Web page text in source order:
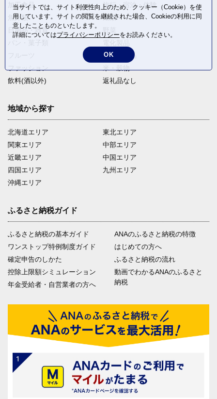
加工食品
旅行・宿泊・体験
魚介類
麺類
日用品・雑貨
卵・乳製品
飲料(酒以外)
返礼品なし
地域から探す
北海道エリア
関東エリア
近畿エリア
四国エリア
沖縄エリア
東北エリア
中部エリア
中国エリア
九州エリア
ふるさと納税ガイド
ふるさと納税の基本ガイド
ワンストップ特例制度ガイド
確定申告のしかた
控除上限額シミュレーション
年金受給者・自営業者の方へ
ANAのふるさと納税の特徴
はじめての方へ
ふるさと納税の流れ
動画でわかるANAのふるさと
納税
当サイトでは、サイト利便性向上のため、クッキー（Cookie）を使
用しています。サイトの閲覧を継続された場合、Cookieの利用に同
意したことものといたします。
詳細についてはプライバシーポリシーをお読みください。
OK